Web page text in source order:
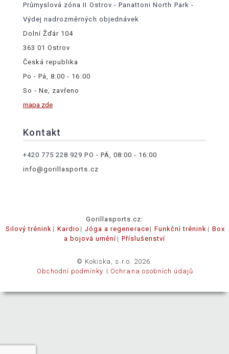
Průmyslová zóna II Ostrov - Panattoni North Park -
Výdej nadrozměrných objednávek
Dolní Žďár 104
363 01 Ostrov
Česká republika
Po - Pá, 8:00 - 16:00
So - Ne, zavřeno
mapa zde
Kontakt
+420 775 228 929 PO - PÁ, 08:00 - 16:00
info@gorillasports.cz
Gorillasports.cz:
Silový trénink
Kardio Jóga a regenerace Funkční trénink
Box
a bojová umění
Příslušenství
© Kokiska, s.r.o. 2026.
Obchodní podmínky
Ochrana osobních údajů